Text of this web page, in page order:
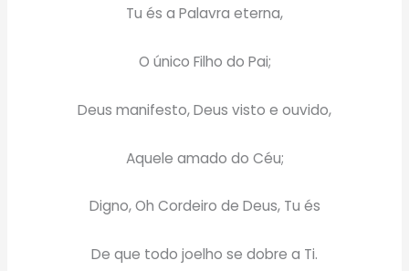
Tu és a Palavra eterna,
O único Filho do Pai;
Deus manifesto, Deus visto e ouvido,
Aquele amado do Céu;
Digno, Oh Cordeiro de Deus, Tu és
De que todo joelho se dobre a Ti.